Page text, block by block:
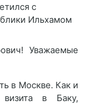
с
Ильхамом
Уважаемые
в Москве. Как и
в Баку,